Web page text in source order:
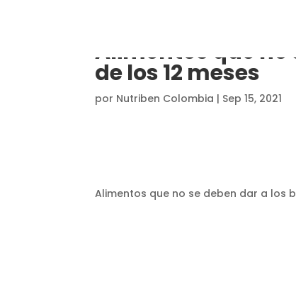
Alimentos que no
de los 12 meses
por Nutriben Colombia | Sep 15, 2021
Alimentos que no se deben dar a los